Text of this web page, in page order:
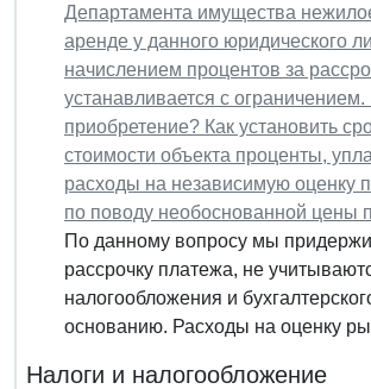
Департамента имущества
аренде у данного юридического
начислением процентов за
устанавливается с
приобретение? Как установить
стоимости объекта проценты,
расходы на независимую оценку
по поводу необоснованной
По данному вопросу мы
рассрочку платежа, не
налогообложения и
основанию. Расходы на оценку
Налоги и налогообложение